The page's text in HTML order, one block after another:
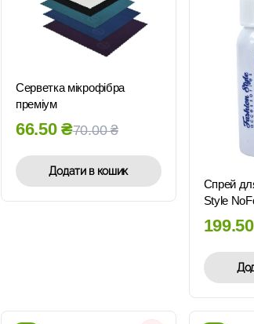
ШВИДКИЙ
Серветка мікрофібра
преміум
70.00₴
66.50₴
Додати в кошик
Спрей
Style